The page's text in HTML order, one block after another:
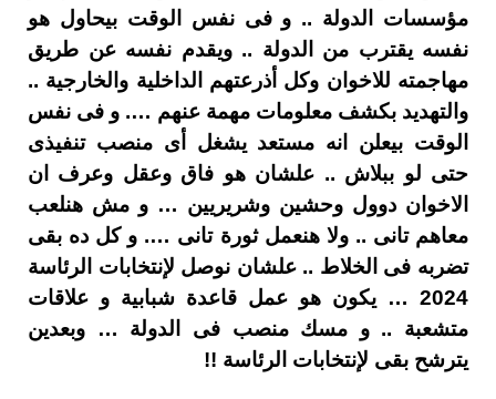
مؤسسات الدولة .. و فى نفس الوقت بيحاول هو
نفسه يقترب من الدولة .. ويقدم نفسه عن طريق
مهاجمته للاخوان وكل أذرعتهم الداخلية والخارجية ..
والتهديد بكشف معلومات مهمة عنهم …. و فى نفس
الوقت بيعلن انه مستعد يشغل أى منصب تنفيذى
حتى لو ببلاش .. علشان هو فاق وعقل وعرف ان
الاخوان دوول وحشين وشريريين … و مش هنلعب
معاهم تانى .. ولا هنعمل ثورة تانى …. و كل ده بقى
تضربه فى الخلاط .. علشان نوصل لإنتخابات الرئاسة
2024 … يكون هو عمل قاعدة شبابية و علاقات
متشعبة .. و مسك منصب فى الدولة … وبعدين
يترشح بقى لإنتخابات الرئاسة !!